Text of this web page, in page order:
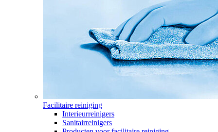
Facilitaire reiniging
Interieurreinigers
Sanitairreinigers